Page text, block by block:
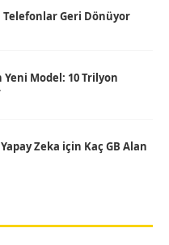
Telefonlar Geri Dönüyor
Model: 10 Trilyon
Zeka için Kaç GB Alan